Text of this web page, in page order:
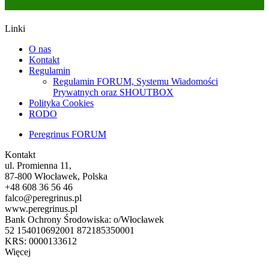
Linki
O nas
Kontakt
Regulamin
Regulamin FORUM, Systemu Wiadomości
Prywatnych oraz SHOUTBOX
Polityka Cookies
RODO
Peregrinus FORUM
Kontakt
ul. Promienna 11,
87-800 Włocławek, Polska
+48 608 36 56 46
falco@peregrinus.pl
www.peregrinus.pl
Bank Ochrony Środowiska: o/Włocławek
52 154010692001 872185350001
KRS: 0000133612
Więcej